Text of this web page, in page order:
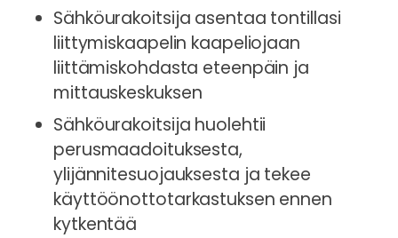
Sähköurakoitsija asentaa tontillasi
liittymiskaapelin kaapeliojaan
liittämiskohdasta eteenpäin ja
mittauskeskuksen
Sähköurakoitsija huolehtii
perusmaadoituksesta,
ylijännitesuojauksesta ja tekee
käyttöönottotarkastuksen ennen
kytkentää